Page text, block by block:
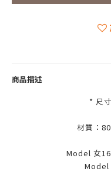
商品描述
* 尺
材質：
Model 女
Model